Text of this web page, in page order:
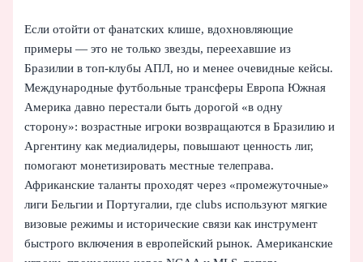
Если отойти от фанатских клише, вдохновляющие
примеры — это не только звезды, переехавшие из
Бразилии в топ‑клубы АПЛ, но и менее очевидные кейсы.
Международные футбольные трансферы Европа Южная
Америка давно перестали быть дорогой «в одну
сторону»: возрастные игроки возвращаются в Бразилию и
Аргентину как медиалидеры, повышают ценность лиг,
помогают монетизировать местные телеправа.
Африканские таланты проходят через «промежуточные»
лиги Бельгии и Португалии, где clubs используют мягкие
визовые режимы и исторические связи как инструмент
быстрого включения в европейский рынок. Американские